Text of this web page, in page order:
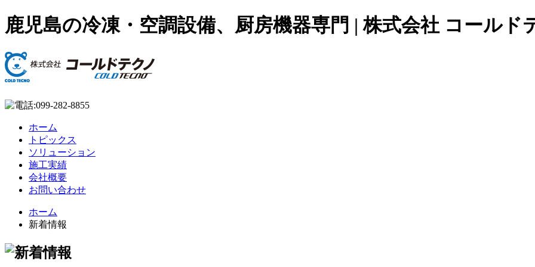
鹿児島の冷凍・空調設備、厨房機器専門 | 株式会社 コールド
ホーム
トピックス
ソリューション
施工実績
会社概要
お問い合わせ
ホーム
新着情報